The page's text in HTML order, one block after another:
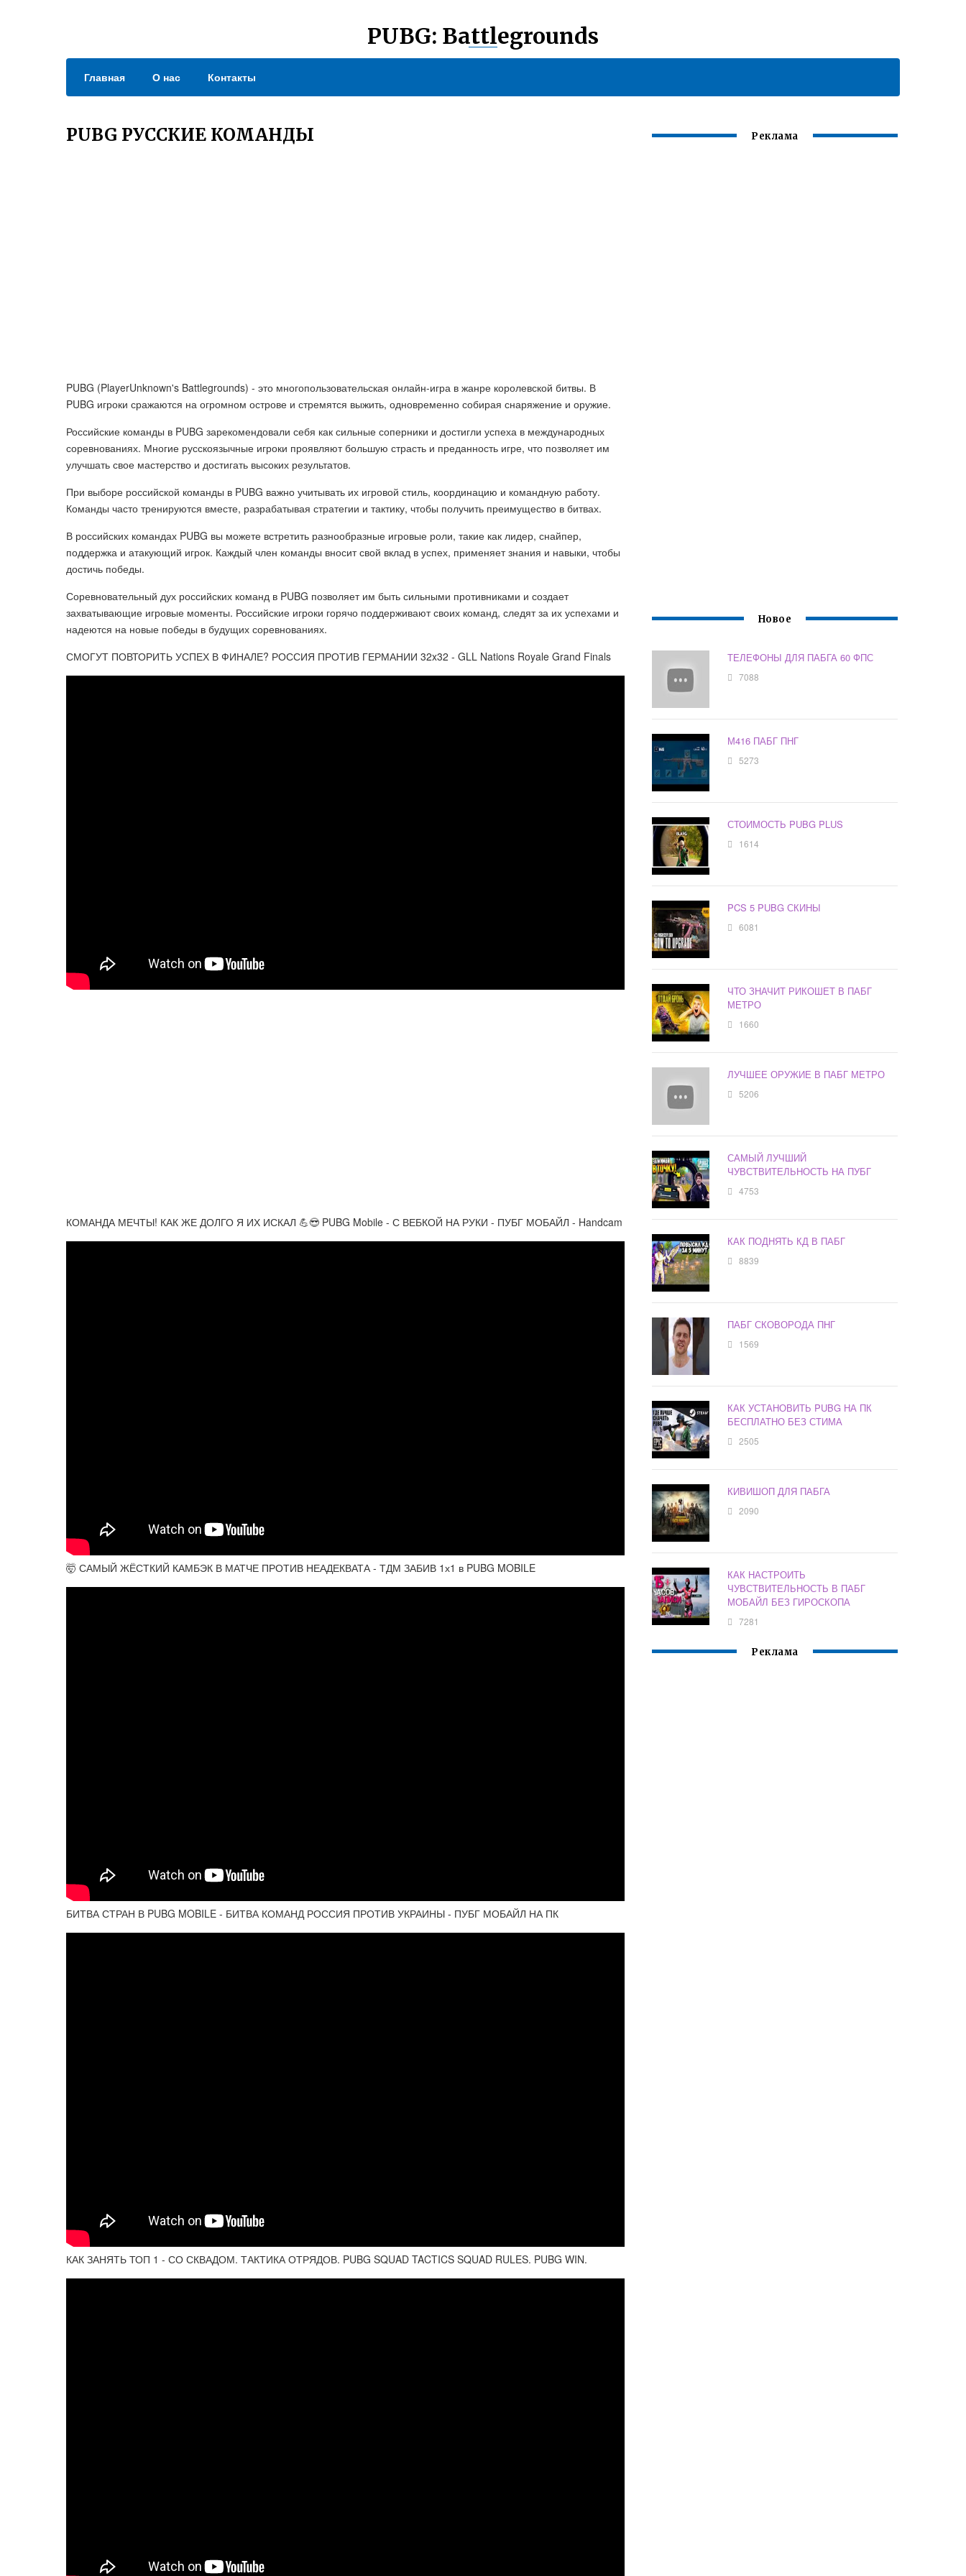
PUBG: Battlegrounds
Главная О нас Контакты
PUBG РУССКИЕ КОМАНДЫ
PUBG (PlayerUnknown's Battlegrounds) - это многопользовательская онлайн-игра в жанре королевской битвы. В
PUBG игроки сражаются на огромном острове и стремятся выжить, одновременно собирая снаряжение и оружие.
Российские команды в PUBG зарекомендовали себя как сильные соперники и достигли успеха в международных
соревнованиях. Многие русскоязычные игроки проявляют большую страсть и преданность игре, что позволяет им
улучшать свое мастерство и достигать высоких результатов.
При выборе российской команды в PUBG важно учитывать их игровой стиль, координацию и командную работу.
Команды часто тренируются вместе, разрабатывая стратегии и тактику, чтобы получить преимущество в битвах.
В российских командах PUBG вы можете встретить разнообразные игровые роли, такие как лидер, снайпер,
поддержка и атакующий игрок. Каждый член команды вносит свой вклад в успех, применяет знания и навыки, чтобы
достичь победы.
Соревновательный дух российских команд в PUBG позволяет им быть сильными противниками и создает
захватывающие игровые моменты. Российские игроки горячо поддерживают своих команд, следят за их успехами и
надеются на новые победы в будущих соревнованиях.
СМОГУТ ПОВТОРИТЬ УСПЕХ В ФИНАЛЕ? РОССИЯ ПРОТИВ ГЕРМАНИИ 32x32 - GLL Nations Royale Grand Finals
КОМАНДА МЕЧТЫ! КАК ЖЕ ДОЛГО Я ИХ ИСКАЛ 💪😎 PUBG Mobile - С ВЕБКОЙ НА РУКИ - ПУБГ МОБАЙЛ - Handcam
🤯 САМЫЙ ЖЁСТКИЙ КАМБЭК В МАТЧЕ ПРОТИВ НЕАДЕКВАТА - ТДМ ЗАБИВ 1х1 в PUBG MOBILE
БИТВА СТРАН В PUBG MOBILE - БИТВА КОМАНД РОССИЯ ПРОТИВ УКРАИНЫ - ПУБГ МОБАЙЛ НА ПК
КАК ЗАНЯТЬ ТОП 1 - СО СКВАДОМ. ТАКТИКА ОТРЯДОВ. PUBG SQUAD TACTICS SQUAD RULES. PUBG WIN.
Реклама
Новое
ТЕЛЕФОНЫ ДЛЯ ПАБГА 60 ФПС
7088
М416 ПАБГ ПНГ
5273
СТОИМОСТЬ PUBG PLUS
1614
PCS 5 PUBG СКИНЫ
6081
ЧТО ЗНАЧИТ РИКОШЕТ В ПАБГ
МЕТРО
1660
ЛУЧШЕЕ ОРУЖИЕ В ПАБГ МЕТРО
5206
САМЫЙ ЛУЧШИЙ
ЧУВСТВИТЕЛЬНОСТЬ НА ПУБГ
4753
КАК ПОДНЯТЬ КД В ПАБГ
8839
ПАБГ СКОВОРОДА ПНГ
1569
КАК УСТАНОВИТЬ PUBG НА ПК
БЕСПЛАТНО БЕЗ СТИМА
2505
КИВИШОП ДЛЯ ПАБГА
2090
КАК НАСТРОИТЬ
ЧУВСТВИТЕЛЬНОСТЬ В ПАБГ
МОБАЙЛ БЕЗ ГИРОСКОПА
7281
Реклама